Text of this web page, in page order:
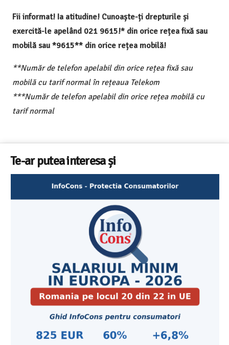
Fii informat! Ia atitudine! Cunoaște-ți drepturile și
exercită-le apelând 021 9615!* din orice rețea fixă sau
mobilă sau *9615** din orice rețea mobilă!
**Număr de telefon apelabil din orice rețea fixă sau
mobilă cu tarif normal în rețeaua Telekom
***Număr de telefon apelabil din orice rețea mobilă cu
tarif normal
Te-ar putea interesa și
Cele mai bune masini de spalat vase independente
Aplicatia InfoCons